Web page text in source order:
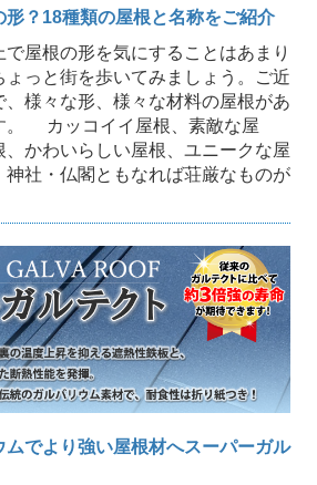
形？18種類の屋根と名称をご紹介
屋根の形を気にすることはあまり
ょっと街を歩いてみましょう。ご近
、様々な形、様々な材料の屋根があ
。 カッコイイ屋根、素敵な屋
かわいらしい屋根、ユニークな屋
社・仏閣ともなれば荘厳なものが
でより強い屋根材へスーパーガル